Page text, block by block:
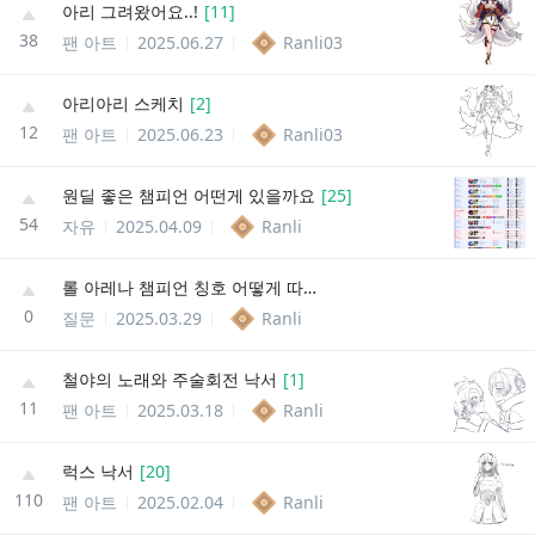
38
아리 그려왔어요..! [11]
팬 아트
2025.06.27 Ranli03
12
아리아리 스케치 [2]
팬 아트
2025.06.23 Ranli03
54
원딜 좋은 챔피언 어떤게 있을까요 [25]
자유
2025.04.09 Ranli
0
롤 아레나 챔피언 칭호 어떻게 따나요
질문
2025.03.29 Ranli
11
철야의 노래와 주술회전 낙서 [1]
팬 아트
2025.03.18 Ranli
110
럭스 낙서 [20]
팬 아트
2025.02.04 Ranli